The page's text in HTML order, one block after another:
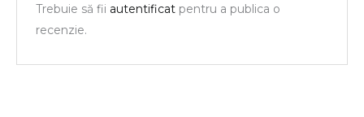
Trebuie să fii autentificat pentru a publica o
recenzie.